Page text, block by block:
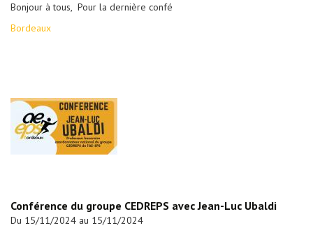
Bonjour à tous, Pour la dernière confé
Bordeaux
Conférence du groupe CEDREPS avec Jean-Luc Ubaldi
Du 15/11/2024 au 15/11/2024